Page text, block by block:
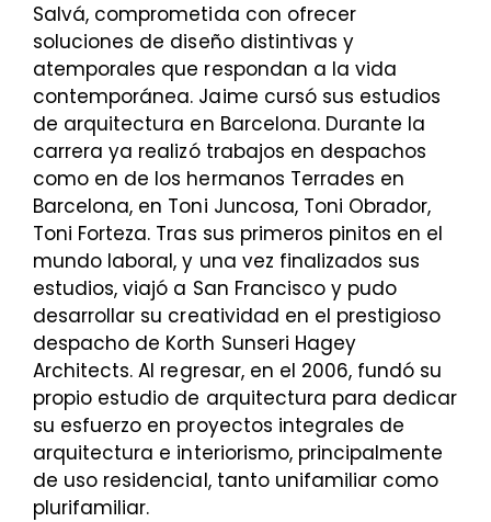
Salvá, comprometida con ofrecer
soluciones de diseño distintivas y
atemporales que respondan a la vida
contemporánea. Jaime cursó sus estudios
de arquitectura en Barcelona. Durante la
carrera ya realizó trabajos en despachos
como en de los hermanos Terrades en
Barcelona, en Toni Juncosa, Toni Obrador,
Toni Forteza. Tras sus primeros pinitos en el
mundo laboral, y una vez finalizados sus
estudios, viajó a San Francisco y pudo
desarrollar su creatividad en el prestigioso
despacho de Korth Sunseri Hagey
Architects. Al regresar, en el 2006, fundó su
propio estudio de arquitectura para dedicar
su esfuerzo en proyectos integrales de
arquitectura e interiorismo, principalmente
de uso residencial, tanto unifamiliar como
plurifamiliar.